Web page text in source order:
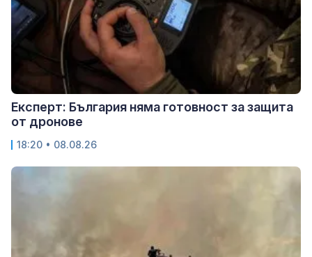
Експерт: България няма готовност за защита
от дронове
18:20 • 08.08.26